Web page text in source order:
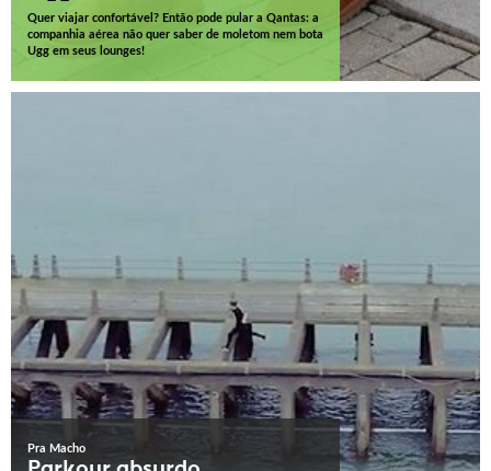
Quer viajar confortável? Então pode pular a Qantas: a
companhia aérea não quer saber de moletom nem bota
Ugg em seus lounges!
Pra Macho